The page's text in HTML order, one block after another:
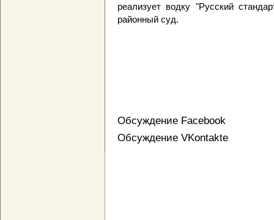
реализует водку "Русский
районный суд.
Обсуждение Facebook
Обсуждение VKontakte